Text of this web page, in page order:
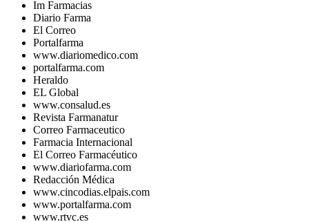
Im Farmacias
Diario Farma
El Correo
Portalfarma
www.diariomedico.com
portalfarma.com
Heraldo
EL Global
www.consalud.es
Revista Farmanatur
Correo Farmaceutico
Farmacia Internacional
El Correo Farmacéutico
www.diariofarma.com
Redacción Médica
www.cincodias.elpais.com
www.portalfarma.com
www.rtvc.es